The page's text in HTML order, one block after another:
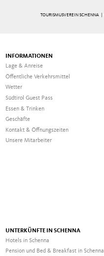
TOURISMUSVEREIN SCHENNA |
INFORMATIONEN
Lage & Anreise
Öffentliche Verkehrsmittel
Wetter
Südtirol Guest Pass
Essen & Trinken
Geschäfte
Kontakt & Öffnungszeiten
Unsere Mitarbeiter
UNTERKÜNFTE IN SCHENNA
Hotels in Schenna
Pension und Bed & Breakfast in Schenna